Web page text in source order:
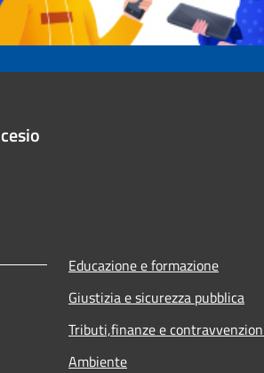
Educazione e formazione
Giustizia e sicurezza pubblica
Tributi,finanze e
Ambiente